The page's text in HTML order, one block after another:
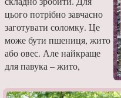
цьо­го потрібно завчасно
заго­тувати соломку. Це
може бути пшениця, жито
або овес. Але найкраще
для павука – жито,